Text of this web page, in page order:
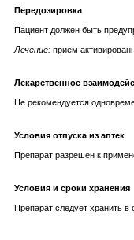
Передозировка
Пациент должен быть
Лечение: прием
Лекарственное
Не рекомендуется
Условия отпуска из аптек
Препарат разрешен к
Условия и сроки хранения
Препарат следует хранить в